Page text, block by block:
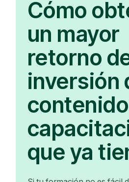
Cómo
un mayor
retorno
inversión
que ya